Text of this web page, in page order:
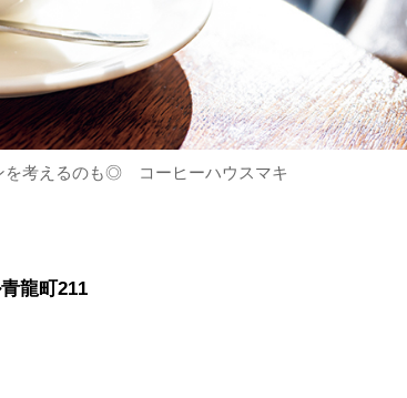
を考えるのも◎ コーヒーハウスマキ
龍町211